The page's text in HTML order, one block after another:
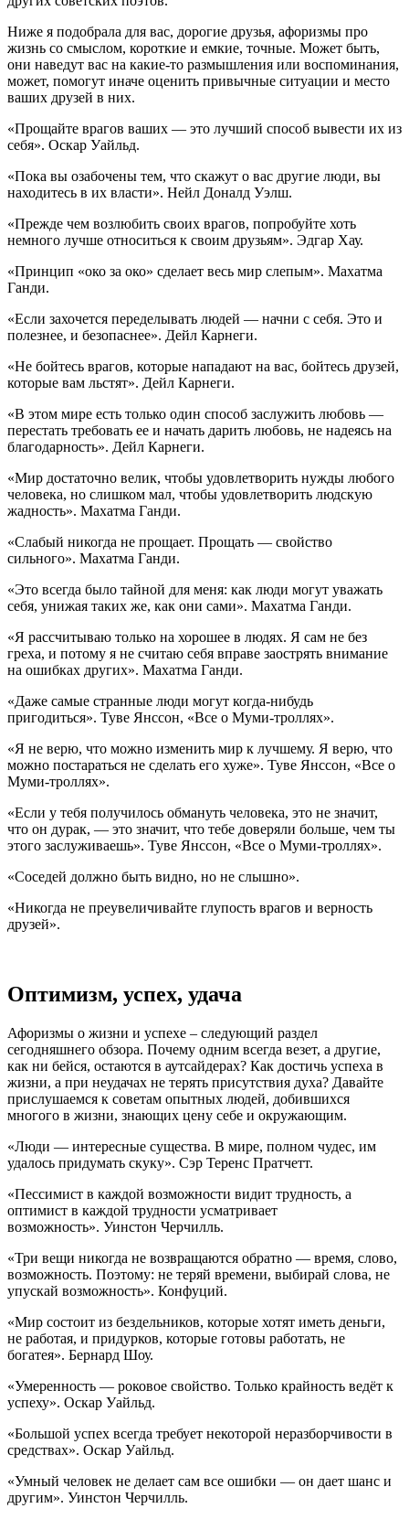
Ниже я подобрала для вас, дорогие друзья, афоризмы про
жизнь со смыслом, короткие и емкие, точные. Может быть,
они наведут вас на какие-то размышления или воспоминания,
может, помогут иначе оценить привычные ситуации и место
ваших друзей в них.
«Прощайте врагов ваших — это лучший способ вывести их из
себя». Оскар Уайльд.
«Пока вы озабочены тем, что скажут о вас другие люди, вы
находитесь в их власти». Нейл Доналд Уэлш.
«Прежде чем возлюбить своих врагов, попробуйте хоть
немного лучше относиться к своим друзьям». Эдгар Хау.
«Принцип «око за око» сделает весь мир слепым». Махатма
Ганди.
«Если захочется переделывать людей — начни с себя. Это и
полезнее, и безопаснее». Дейл Карнеги.
«Не бойтесь врагов, которые нападают на вас, бойтесь друзей,
которые вам льстят». Дейл Карнеги.
«В этом мире есть только один способ заслужить любовь —
перестать требовать ее и начать дарить любовь, не надеясь на
благодарность». Дейл Карнеги.
«Мир достаточно велик, чтобы удовлетворить нужды любого
человека, но слишком мал, чтобы удовлетворить людскую
жадность». Махатма Ганди.
«Слабый никогда не прощает. Прощать — свойство
сильного». Махатма Ганди.
«Это всегда было тайной для меня: как люди могут уважать
себя, унижая таких же, как они сами». Махатма Ганди.
«Я рассчитываю только на хорошее в людях. Я сам не без
греха, и потому я не считаю себя вправе заострять внимание
на ошибках других». Махатма Ганди.
«Даже самые странные люди могут когда-нибудь
пригодиться». Туве Янссон, «Все о Муми-троллях».
«Я не верю, что можно изменить мир к лучшему. Я верю, что
можно постараться не сделать его хуже». Туве Янссон, «Все о
Муми-троллях».
«Если у тебя получилось обмануть человека, это не значит,
что он дурак, — это значит, что тебе доверяли больше, чем ты
этого заслуживаешь». Туве Янссон, «Все о Муми-троллях».
«Соседей должно быть видно, но не слышно».
«Никогда не преувеличивайте глупость врагов и верность
друзей».
Оптимизм, успех, удача
Афоризмы о жизни и успехе – следующий раздел
сегодняшнего обзора. Почему одним всегда везет, а другие,
как ни бейся, остаются в аутсайдерах? Как достичь успеха в
жизни, а при неудачах не терять присутствия духа? Давайте
прислушаемся к советам опытных людей, добившихся
многого в жизни, знающих цену себе и окружающим.
«Люди — интересные существа. В мире, полном чудес, им
удалось придумать скуку». Сэр Теренс Пратчетт.
«Пессимист в каждой возможности видит трудность, а
оптимист в каждой трудности усматривает
возможность». Уинстон Черчилль.
«Три вещи никогда не возвращаются обратно — время, слово,
возможность. Поэтому: не теряй времени, выбирай слова, не
упускай возможность». Конфуций.
«Мир состоит из бездельников, которые хотят иметь деньги,
не работая, и придурков, которые готовы работать, не
богатея». Бернард Шоу.
«Умеренность — роковое свойство. Только крайность ведёт к
успеху». Оскар Уайльд.
«Большой успех всегда требует некоторой неразборчивости в
средствах». Оскар Уайльд.
«Умный человек не делает сам все ошибки — он дает шанс и
другим». Уинстон Черчилль.